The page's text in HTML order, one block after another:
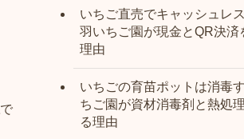
で
いちご直売でキャッシュレ
羽いちご園が現金とQR決済
理由
いちごの育苗ポットは消毒
ちご園が資材消毒剤と熱処
る理由